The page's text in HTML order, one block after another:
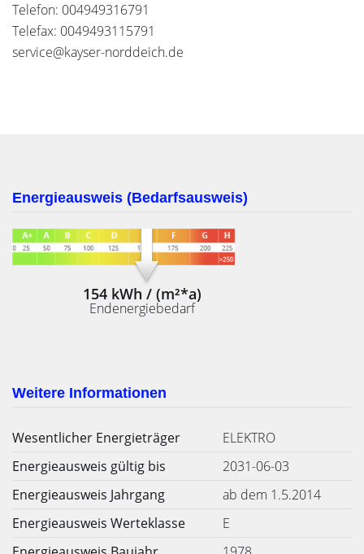
Telefon: 004949316791
Telefax: 0049493115791
service@kayser-norddeich.de
Energieausweis (Bedarfsausweis)
154 kWh / (m²*a)
Endenergiebedarf
Weitere Informationen
Wesentlicher Energieträger
ELEKTRO
Energieausweis gültig bis
2031-06-03
Energieausweis Jahrgang
ab dem 1.5.2014
Energieausweis Werteklasse
E